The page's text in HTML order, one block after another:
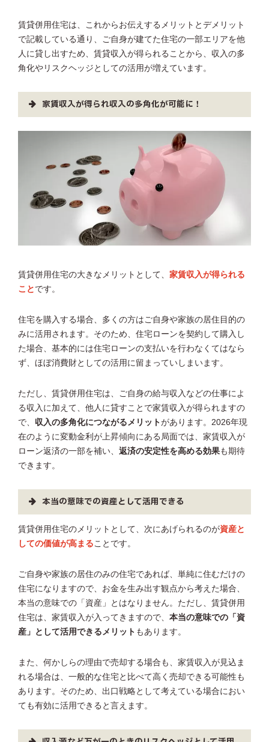
賃貸併用住宅は、これからお伝えするメリットとデメリット
で記載している通り、ご自身が建てた住宅の一部エリアを他
人に貸し出すため、賃貸収入が得られることから、収入の多
角化やリスクヘッジとしての活用が増えています。
家賃収入が得られ収入の多角化が可能に！
賃貸併用住宅の大きなメリットとして、 家賃収入が得られる
こと です。
住宅を購入する場合、多くの方はご自身や家族の居住目的の
みに活用されます。そのため、住宅ローンを契約して購入し
た場合、基本的には住宅ローンの支払いを行わなくてはなら
ず、ほぼ消費財としての活用に留まっていしまいます。
ただし、賃貸併用住宅は、ご自身の給与収入などの仕事によ
る収入に加えて、他人に貸すことで家賃収入が得られますの
で、 収入の多角化につながるメリットがあります。2026年現
在のように変動金利が上昇傾向にある局面では、家賃収入が
ローン返済の一部を補い、 返済の安定性を高める効果も期待
できます。
本当の意味での資産として活用できる
賃貸併用住宅のメリットとして、次にあげられるのが資産と
しての価値が高まることです。
ご自身や家族の居住のみの住宅であれば、単純に住むだけの
住宅になりますので、お金を生み出す観点から考えた場合、
本当の意味での「資産」とはなりません。ただし、賃貸併用
住宅は、家賃収入が入ってきますので、 本当の意味での「資
産」として活用できるメリット もあります。
また、何かしらの理由で売却する場合も、家賃収入が見込ま
れる場合は、一般的な住宅と比べて高く売却できる可能性も
あります。そのため、出口戦略として考えている場合におい
ても有効に活用できると言えます。